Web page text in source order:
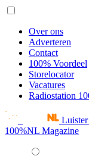
Over ons
Adverteren
Contact
100% Voordeel
Storelocator
Vacatures
Radiostation
Luister
100%NL Magazine